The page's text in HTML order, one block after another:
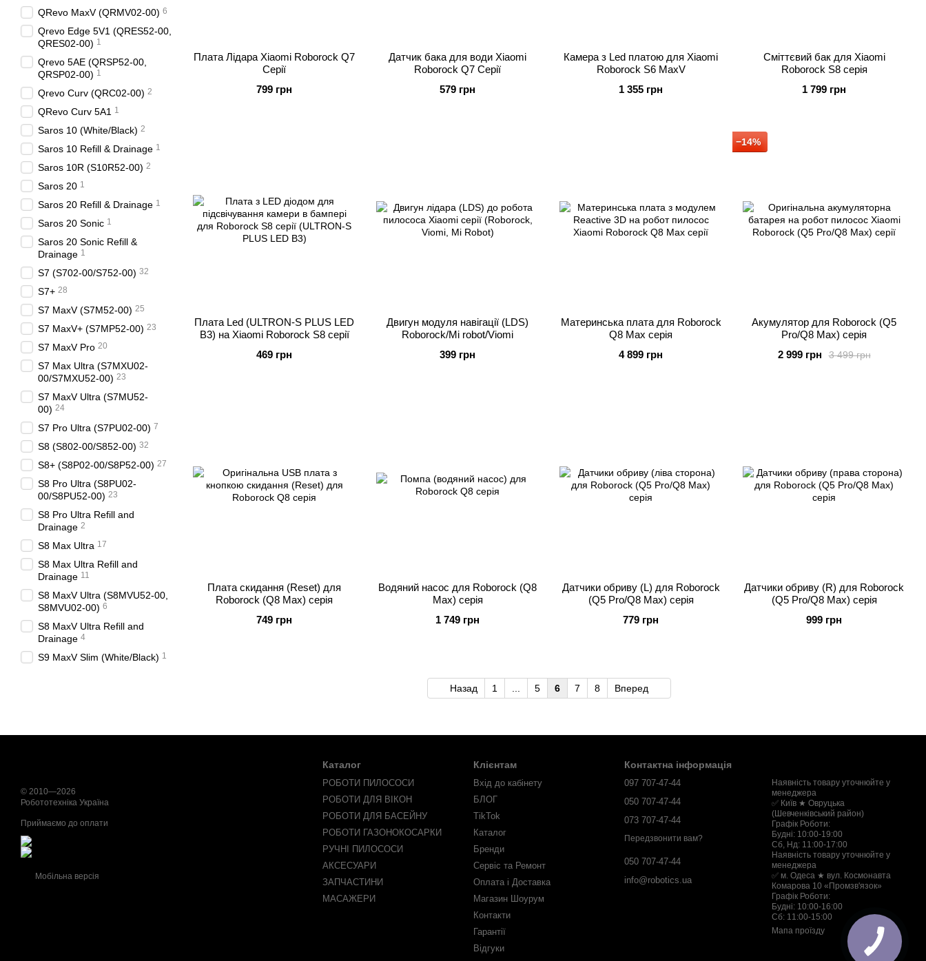
Плата Лідара Xiaomi Roborock Q7
Серії
799 грн
Датчик бака для води Xiaomi
Roborock Q7 Серії
579 грн
Камера з Led платою для Xiaomi
Roborock S6 MaxV
1 355 грн
Сміттєвий бак для Xiaomi
Roborock S8 серія
1 799 грн
Плата Led (ULTRON-S PLUS LED
B3) на Xiaomi Roborock S8 серії
469 грн
Двигун модуля навігації (LDS)
Roborock/Mi robot/Viomi
399 грн
Материнська плата для Roborock
Q8 Max серія
4 899 грн
−14%
Акумулятор для Roborock (Q5
Pro/Q8 Max) серія
3 499 грн
2 999 грн
Плата скидання (Reset) для
Roborock (Q8 Max) серія
749 грн
Водяний насос для Roborock (Q8
Max) серія
1 749 грн
Датчики обриву (L) для Roborock
(Q5 Pro/Q8 Max) серія
779 грн
Датчики обриву (R) для Roborock
(Q5 Pro/Q8 Max) серія
999 грн
Назад 1 5 6 7 8 Вперед
QRevo MaxV (QRMV02-00) 6
Qrevo Edge 5V1 (QRES52-00,
QRES02-00) 1
Qrevo 5AE (QRSP52-00,
QRSP02-00) 1
Qrevo Curv (QRC02-00) 2
QRevo Curv 5A1 1
Saros 10 (White/Black) 2
Saros 10 Refill & Drainage 1
Saros 10R (S10R52-00) 2
Saros 20 1
Saros 20 Refill & Drainage 1
Saros 20 Sonic 1
Saros 20 Sonic Refill &
Drainage 1
S7 (S702-00/S752-00) 32
S7+ 28
S7 MaxV (S7M52-00) 25
S7 MaxV+ (S7MP52-00) 23
S7 MaxV Pro 20
S7 Max Ultra (S7MXU02-
00/S7MXU52-00) 23
S7 MaxV Ultra (S7MU52-
00) 24
S7 Pro Ultra (S7PU02-00) 7
S8 (S802-00/S852-00) 32
S8+ (S8P02-00/S8P52-00) 27
S8 Pro Ultra (S8PU02-
00/S8PU52-00) 23
S8 Pro Ultra Refill and
Drainage 2
S8 Max Ultra 17
S8 Max Ultra Refill and
Drainage 11
S8 MaxV Ultra (S8MVU52-00,
S8MVU02-00) 6
S8 MaxV Ultra Refill and
Drainage 4
S9 MaxV Slim (White/Black) 1
© 2010—2026
Робототехніка Україна
Приймаємо до оплати
Мобільна версія
Каталог
РОБОТИ ПИЛОСОСИ
РОБОТИ ДЛЯ ВІКОН
РОБОТИ ДЛЯ БАСЕЙНУ
РОБОТИ ГАЗОНОКОСАРКИ
РУЧНІ ПИЛОСОСИ
АКСЕСУАРИ
ЗАПЧАСТИНИ
МАСАЖЕРИ
Клієнтам
Вхід до кабінету
БЛОГ
TikTok
Каталог
Бренди
Сервіс та Ремонт
Оплата і Доставка
Магазин Шоурум
Контакти
Гарантії
Відгуки
Контактна інформація
097 707-47-44
050 707-47-44
073 707-47-44
Передзвонити вам?
050 707-47-44
info@robotics.ua
Наявність товару уточнюйте у
менеджера
✅ Київ ★ Овруцька
(Шевченківський район)
Графік Роботи:
Будні: 10:00-19:00
Сб, Нд: 11:00-17:00
Наявність товару уточнюйте у
менеджера
✅ м. Одеса ★ вул. Космонавта
Комарова 10 «Промзв'язок»
Графік Роботи:
Будні: 10:00-16:00
Сб: 11:00-15:00
Мапа проїзду